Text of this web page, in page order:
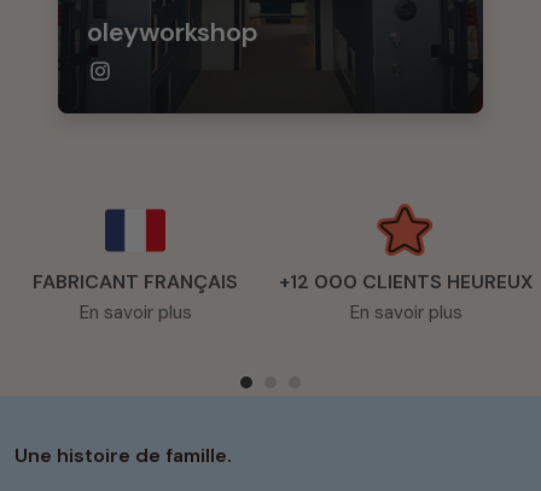
oleyworkshop
FABRICANT FRANÇAIS
En savoir plus
+12 000 CLIENTS HEUREUX
En savoir plus
Une histoire de famille.